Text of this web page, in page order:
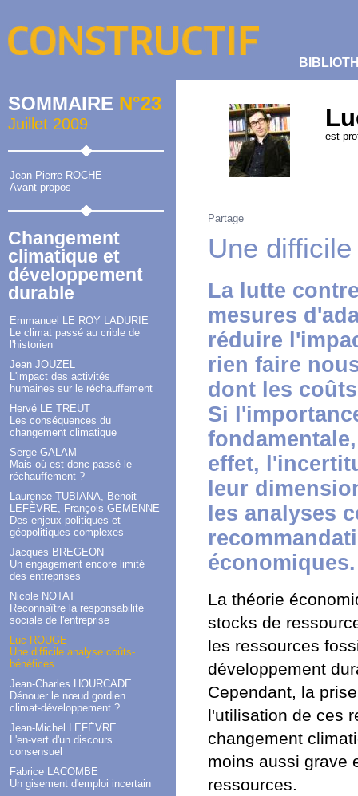
SOMMAIRE N°23
Juillet 2009
Jean-Pierre ROCHE
Avant-propos
Changement
climatique et
développement
durable
Emmanuel LE ROY LADURIE
Le climat passé au crible de
l'historien
Jean JOUZEL
L'impact des activités
humaines sur le réchauffement
Hervé LE TREUT
Les conséquences du
changement climatique
Serge GALAM
Mais où est donc passé le
réchauffement ?
Laurence TUBIANA, Benoit
LEFÈVRE, François GEMENNE
Des enjeux politiques et
géopolitiques complexes
Jacques BREGEON
Un engagement encore limité
des entreprises
Nicole NOTAT
Reconnaître la responsabilité
sociale de l'entreprise
Luc ROUGE
Une difficile analyse coûts-
bénéfices
Jean-Charles HOURCADE
Dénouer le nœud gordien
climat-développement ?
Jean-Michel LEFÈVRE
L'en-vert d'un discours
consensuel
Fabrice LACOMBE
Un gisement d'emploi incertain
est
Partage
Une
La lutte
mesures
réduire
rien faire
dont les
Si
effet,
leur
les analyses
économiques.
La théorie
stocks de
les ressources
développement
Cependant, la
l'utilisation de ces
changement
moins aussi grave
ressources.